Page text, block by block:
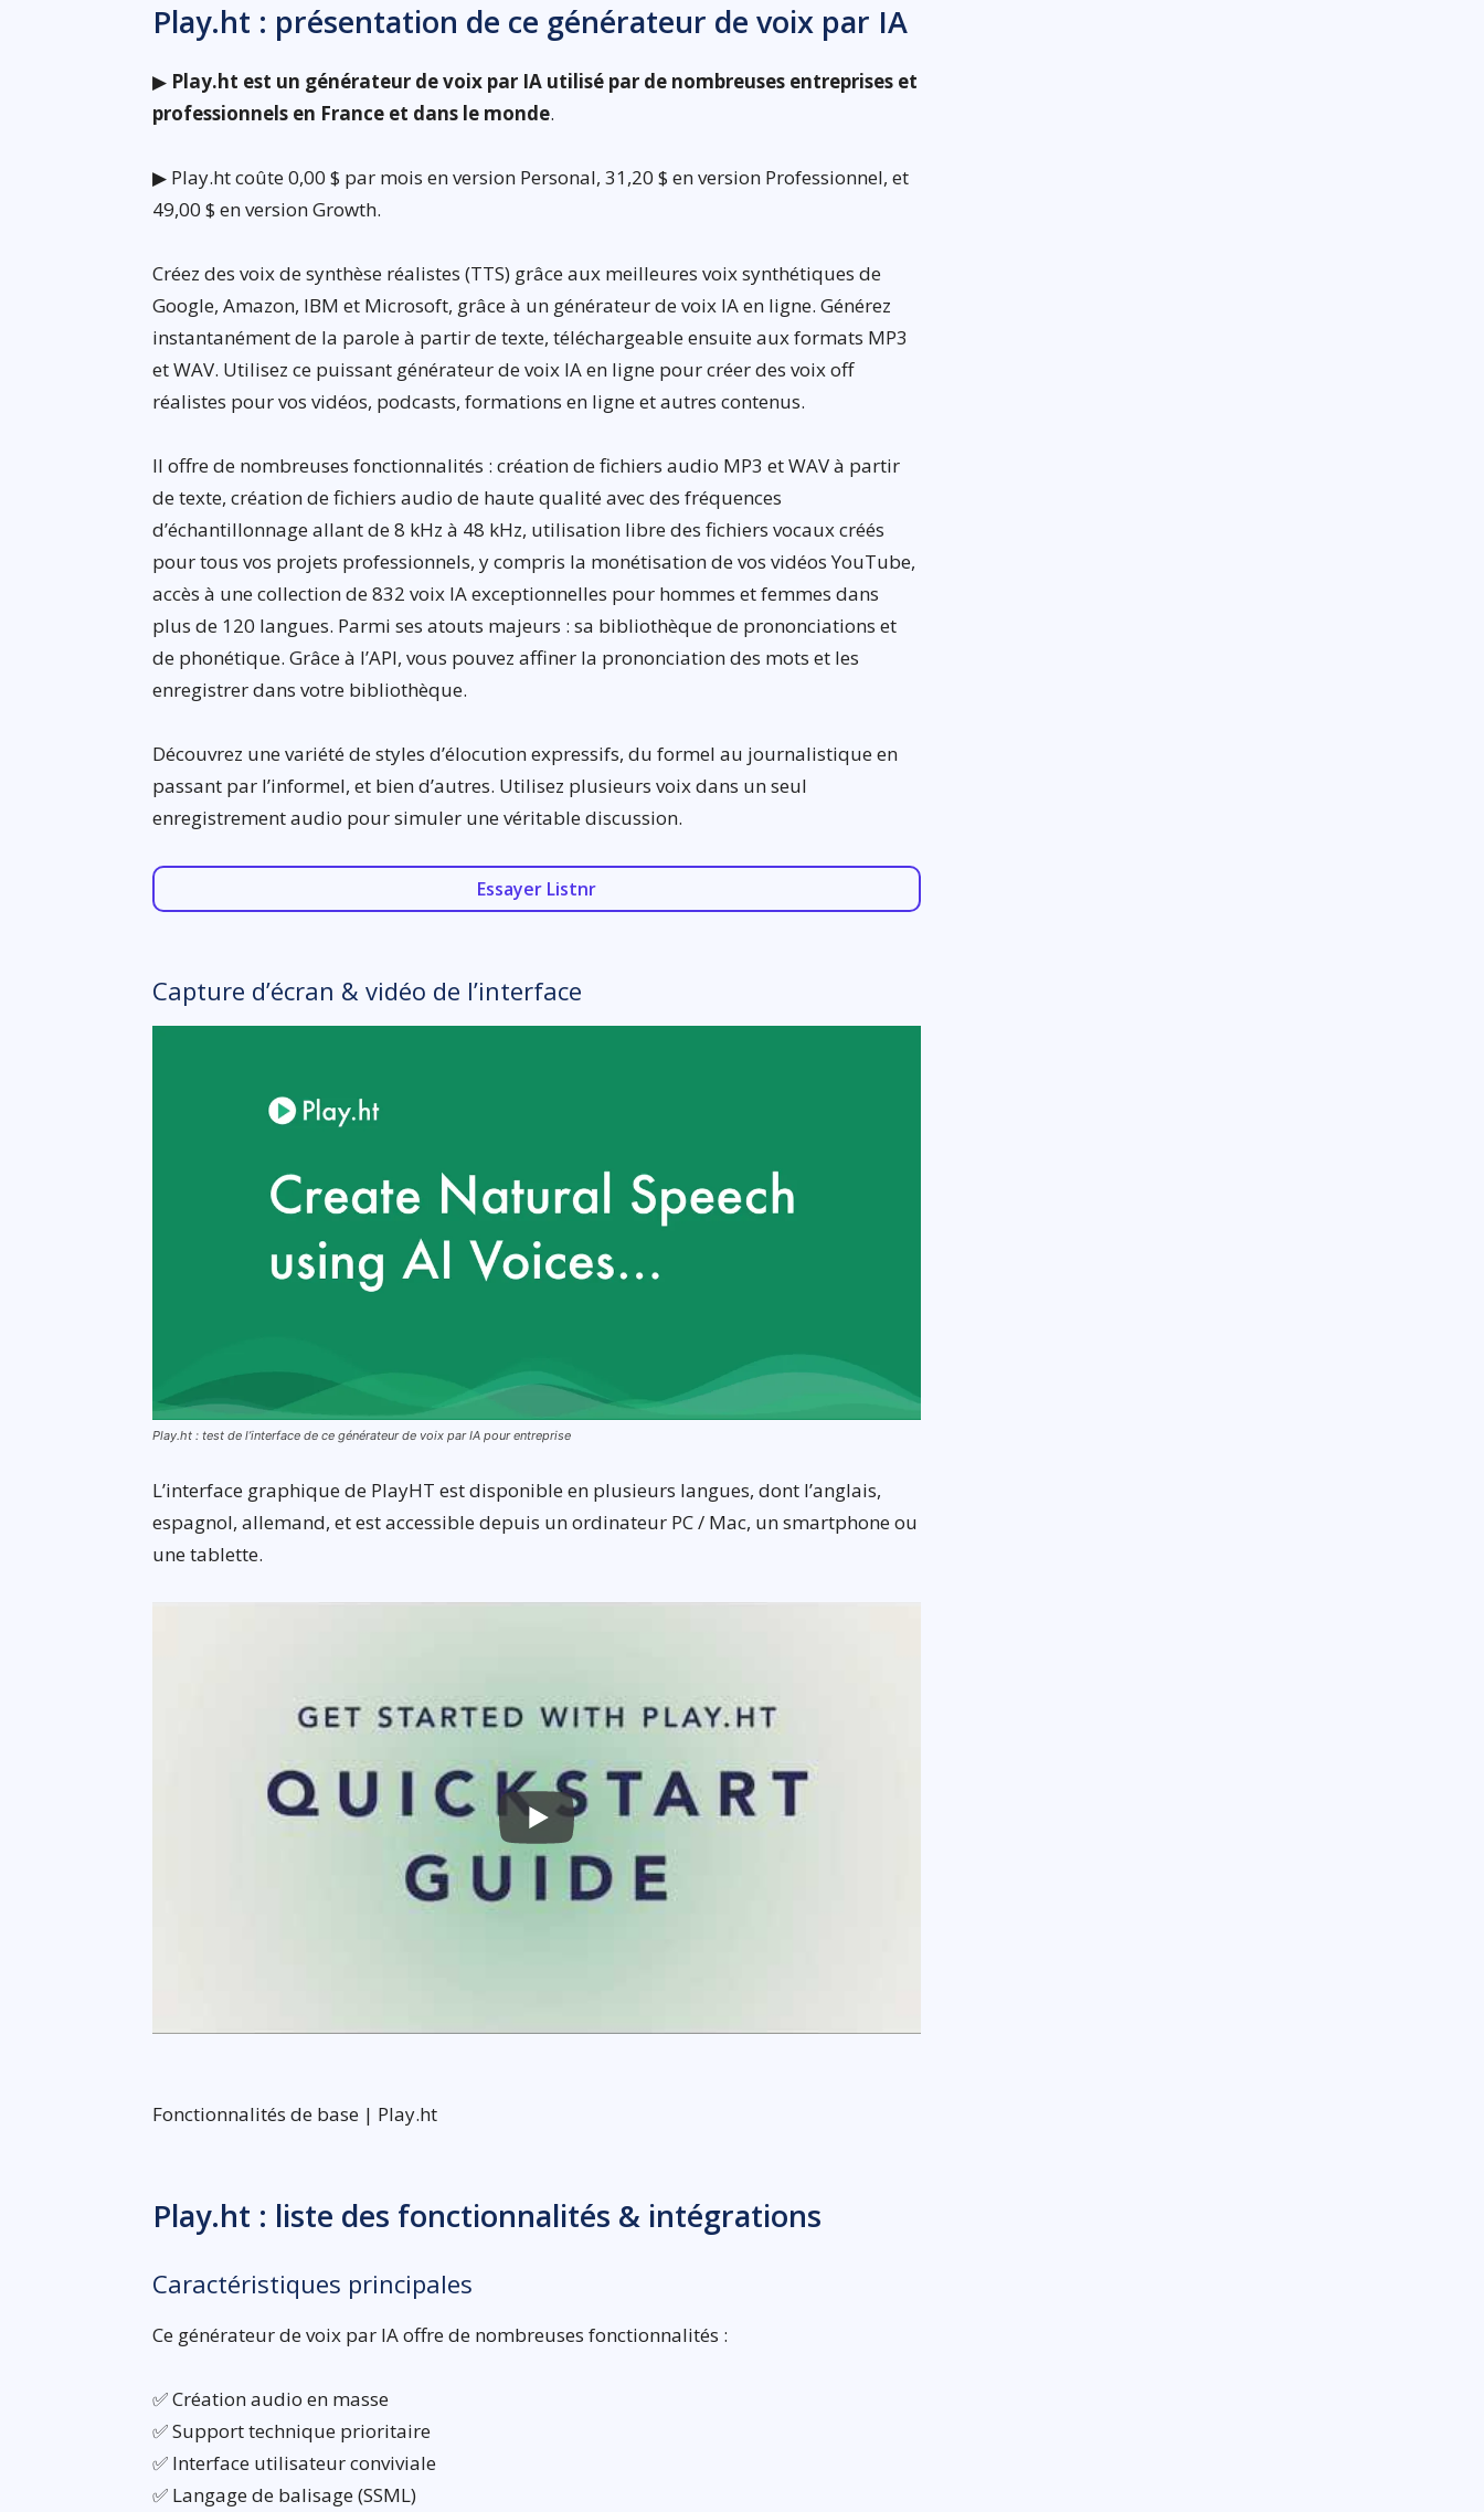
Play.ht : présentation de ce générateur de voix par IA
▶ Play.ht est un générateur de voix par IA utilisé par de nombreuses entreprises et
professionnels en France et dans le monde.
▶ Play.ht coûte 0,00 $ par mois en version Personal, 31,20 $ en version Professionnel, et
49,00 $ en version Growth.
Créez des voix de synthèse réalistes (TTS) grâce aux meilleures voix synthétiques de
Google, Amazon, IBM et Microsoft, grâce à un générateur de voix IA en ligne. Générez
instantanément de la parole à partir de texte, téléchargeable ensuite aux formats MP3
et WAV. Utilisez ce puissant générateur de voix IA en ligne pour créer des voix off
réalistes pour vos vidéos, podcasts, formations en ligne et autres contenus.
Il offre de nombreuses fonctionnalités : création de fichiers audio MP3 et WAV à partir
de texte, création de fichiers audio de haute qualité avec des fréquences
d’échantillonnage allant de 8 kHz à 48 kHz, utilisation libre des fichiers vocaux créés
pour tous vos projets professionnels, y compris la monétisation de vos vidéos YouTube,
accès à une collection de 832 voix IA exceptionnelles pour hommes et femmes dans
plus de 120 langues. Parmi ses atouts majeurs : sa bibliothèque de prononciations et
de phonétique. Grâce à l’API, vous pouvez affiner la prononciation des mots et les
enregistrer dans votre bibliothèque.
Découvrez une variété de styles d’élocution expressifs, du formel au journalistique en
passant par l’informel, et bien d’autres. Utilisez plusieurs voix dans un seul
enregistrement audio pour simuler une véritable discussion.
Essayer Listnr
Capture d’écran & vidéo de l’interface
Play.ht : test de l’interface de ce générateur de voix par IA pour entreprise
L’interface graphique de PlayHT est disponible en plusieurs langues, dont l’anglais,
espagnol, allemand, et est accessible depuis un ordinateur PC / Mac, un smartphone ou
une tablette.
Fonctionnalités de base | Play.ht
Play.ht : liste des fonctionnalités & intégrations
Caractéristiques principales
Ce générateur de voix par IA offre de nombreuses fonctionnalités :
✅ Création audio en masse
✅ Support technique prioritaire
✅ Interface utilisateur conviviale
✅ Langage de balisage (SSML)